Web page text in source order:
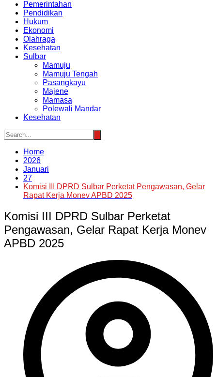
Pemerintahan
Pendidikan
Hukum
Ekonomi
Olahraga
Kesehatan
Sulbar
Mamuju
Mamuju Tengah
Pasangkayu
Majene
Mamasa
Polewali Mandar
Kesehatan
Home
2026
Januari
27
Komisi III DPRD Sulbar Perketat Pengawasan, Gelar
Rapat Kerja Monev APBD 2025
Komisi III DPRD Sulbar Perketat
Pengawasan, Gelar Rapat Kerja Monev
APBD 2025